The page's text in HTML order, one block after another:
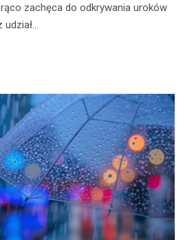
zachęca do odkrywania uroków
udział…